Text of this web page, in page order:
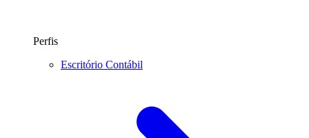
Perfis
Escritório Contábil